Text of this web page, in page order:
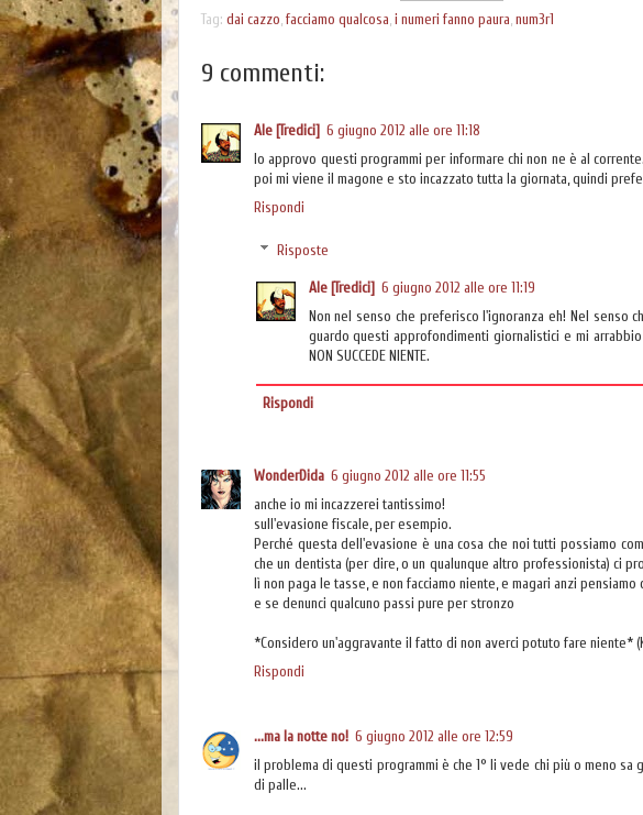
Tag: dai cazzo,facciamo qualcosa,i numeri fanno paura,num3r1
9 commenti:
Ale [Tredici] 6 giugno 2012 alle ore 11:18
Io approvo questi programmi per informare chi non ne è al
poi mi viene il magone e sto incazzato tutta la giornata, quindi
Rispondi
Risposte
Ale [Tredici] 6 giugno 2012 alle ore 11:19
Non nel senso che preferisco l'ignoranza eh! Nel senso
guardo questi approfondimenti giornalistici e mi
NON SUCCEDE NIENTE.
Rispondi
WonderDida 6 giugno 2012 alle ore 11:55
anche io mi incazzerei tantissimo!
sull'evasione fiscale, per esempio.
Perché questa dell'evasione è una cosa che noi tutti possiamo
che un dentista (per dire, o un qualunque altro professionista) ci
lì non paga le tasse, e non facciamo niente, e magari anzi
e se denunci qualcuno passi pure per stronzo
*Considero un'aggravante il fatto di non averci potuto fare niente*
Rispondi
...ma la notte no! 6 giugno 2012 alle ore 12:59
il problema di questi programmi è che 1° li vede chi più o meno sa
di palle...